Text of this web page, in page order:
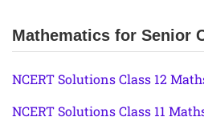
Mathematics for Senior
NCERT Solutions Class 12
NCERT Solutions Class 11